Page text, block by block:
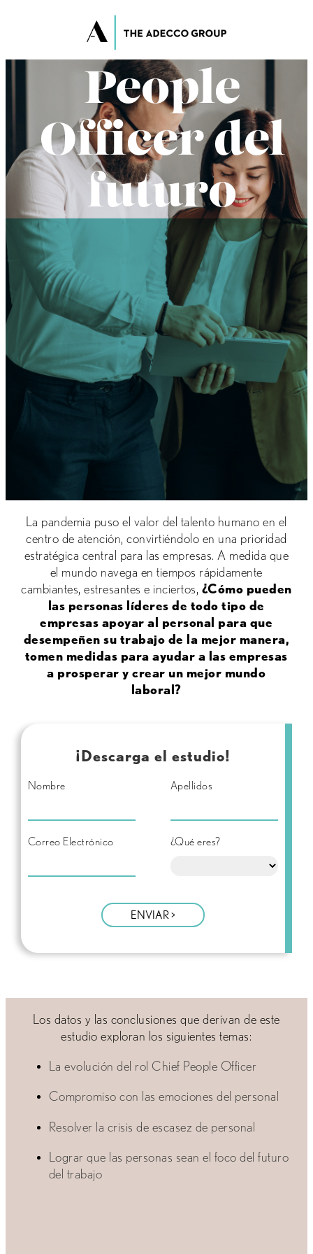
Chief
People
Officer del
futuro
La pandemia puso el valor del talento humano en el
centro de atención, convirtiéndolo en una prioridad
estratégica central para las empresas. A medida que
el mundo navega en tiempos rápidamente
cambiantes, estresantes e inciertos, ¿Cómo pueden
las personas líderes de todo tipo de
empresas apoyar al personal para que
desempeñen su trabajo de la mejor manera,
tomen medidas para ayudar a las empresas
a prosperar y crear un mejor mundo
laboral?
¡Descarga el estudio!
Nombre Apellidos
Correo Electrónico ¿Qué eres?
Los datos y las conclusiones que derivan de este
estudio exploran los siguientes temas:
La evolución del rol Chief People Officer
Compromiso con las emociones del personal
Resolver la crisis de escasez de personal
Lograr que las personas sean el foco del futuro
del trabajo